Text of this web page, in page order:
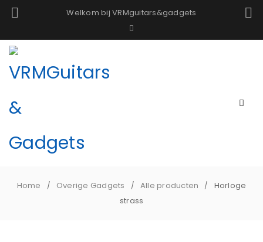
Welkom bij VRMguitars&gadgets
Home / Overige Gadgets / Alle producten /
Horloge
strass